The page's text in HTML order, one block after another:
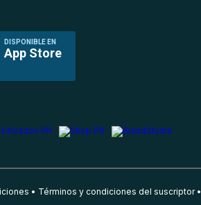
DISPONIBLE EN
App Store
Términos y condiciones del suscriptor